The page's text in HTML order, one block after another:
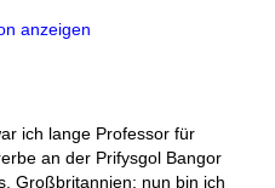
anzeigen
ich lange Professor für
an der Prifysgol Bangor
Großbritannien; nun bin ich